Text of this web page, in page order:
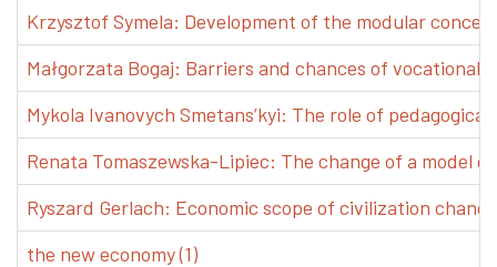
Krzysztof Symela: Development of the modular
Małgorzata Bogaj: Barriers and chances of vocational
Mykola Ivanovych Smetans’kyi: The role of
Renata Tomaszewska-Lipiec: The change of a model
Ryszard Gerlach: Economic scope of civilization
the new economy (1)